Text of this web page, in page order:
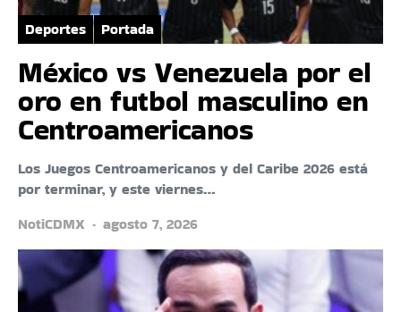
Deportes Portada
México vs Venezuela por el
oro en futbol masculino en
Centroamericanos
Los Juegos Centroamericanos y del Caribe 2026 está
por terminar, y este viernes…
NotiCDMX
agosto 7, 2026